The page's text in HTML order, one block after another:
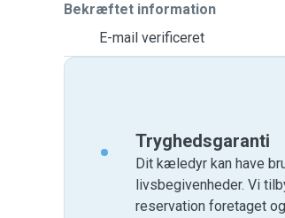
Bekræftet information
E-mail verificeret
Tryghedsgaranti
Dit kæledyr kan have
livsbegivenheder. Vi
reservation foretaget